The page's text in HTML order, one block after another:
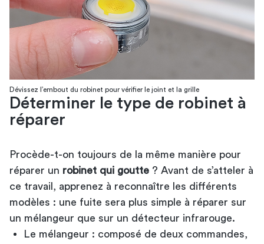
Dévissez l’embout du robinet pour vérifier le joint et la grille
Déterminer le type de robinet à
réparer
Procède-t-on toujours de la même manière pour
réparer un robinet qui goutte ? Avant de s’atteler à
ce travail, apprenez à reconnaître les différents
modèles : une fuite sera plus simple à réparer sur
un mélangeur que sur un détecteur infrarouge.
Le mélangeur : composé de deux commandes,